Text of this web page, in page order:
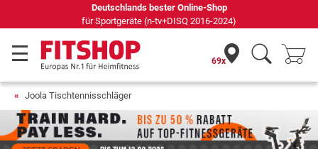
69 Fachmärkte vor Ort mit 75 eigenen Servicetechnikern
69x
Joola Tischtennisschläger